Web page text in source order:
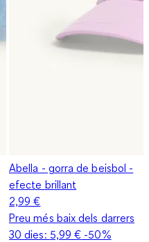
Abella - gorra de beisbol -
efecte brillant
2,99 €
Preu més baix dels darrers
30 dies: 5,99 € -50%